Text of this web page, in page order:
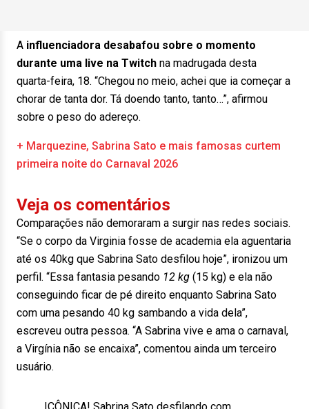
A influenciadora desabafou sobre o momento
durante uma live na Twitch na madrugada desta
quarta-feira, 18. “Chegou no meio, achei que ia começar a
chorar de tanta dor. Tá doendo tanto, tanto…”, afirmou
sobre o peso do adereço.
+ Marquezine, Sabrina Sato e mais famosas curtem
primeira noite do Carnaval 2026
Veja os comentários
Comparações não demoraram a surgir nas redes sociais.
“Se o corpo da Virginia fosse de academia ela aguentaria
até os 40kg que Sabrina Sato desfilou hoje”, ironizou um
perfil. “Essa fantasia pesando 12 kg (15 kg) e ela não
conseguindo ficar de pé direito enquanto Sabrina Sato
com uma pesando 40 kg sambando a vida dela”,
escreveu outra pessoa. “A Sabrina vive e ama o carnaval,
a Virgínia não se encaixa”, comentou ainda um terceiro
usuário.